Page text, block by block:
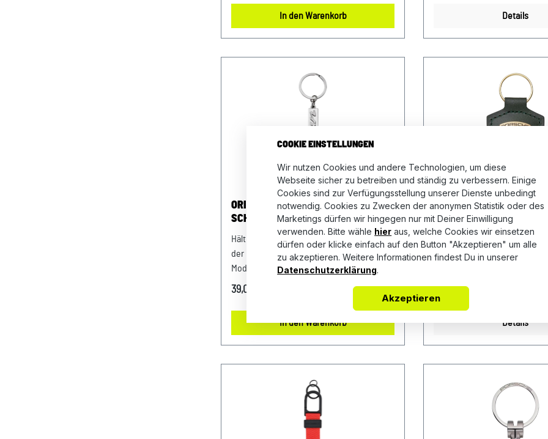
Sie für die Faszination Sportwagen
stehen. Details: Für alle Porsche
Material- und Pflegehinweise: 58% Leder,
42% MessingNur mit einem feuchten
Microfasertuch abwischen Farbe: blau
Verkauf und Versand durch: AVP
194447 PlattlingUSt-Ident.-Nr.:
DE812582425
In den Warenkorb
Material:100 % Zink
Verkauf und Versand durch: AVP
Sportwagen GmbH Porsche
Niederbayern/Plattling
Porsche-Straße 1 94447
Details
ORIGINAL PORSCHE
SCHLÜSSELANHÄNGER MACAN
SCHRIFTZUG
Hält zusammen, was zusammen gehört:
der puristische Schlüsselanhänger mit
Modellschriftzug des Porsche Macan.
Details: Original Macan Schlüsselanhänger
Material- und Pflegehinweise: 100%
ZinkdruckgussNicht waschen, Nicht
Porsche-Straße 194447 PlattlingUSt-
Ident.-Nr.: DE812582425
39,00 €*
In den Warenkorb
ORIGINAL PORSCHE
SCHLÜSSELANHÄNGER
OAKGRÜNMETALLIC
Jeder Porsche trägt es,
es nicht auch tragen? Das
Wappen, ein
mitgelieferte Verpackung
hochwertigen
Echtleder zum perfekten
Schlüssel geeignet Mit
Geschenkverpackung Made in
Abmessungen: 80 mm x 41
Material- und Pflegehinweise:
35,00 €*
Details
COOKIE EINSTELLUNGEN
Wir nutzen Cookies und andere Technologien, um diese
Webseite sicher zu betreiben und ständig zu verbessern. Einige
Cookies sind zur Verfügungsstellung unserer Dienste unbedingt
notwendig. Cookies zu Zwecken der anonymen Statistik oder des
Marketings dürfen wir hingegen nur mit Deiner Einwilligung
verwenden. Bitte wähle hier aus, welche Cookies wir einsetzen
dürfen oder klicke einfach auf den Button "Akzeptieren" um alle
zu akzeptieren. Weitere Informationen findest Du in unserer
Datenschutzerklärung.
Akzeptieren